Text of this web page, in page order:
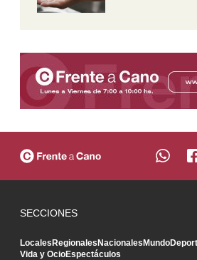
SECCIONES
LocalesRegionalesNacionalesMundo
Vida y OcioEspectáculos